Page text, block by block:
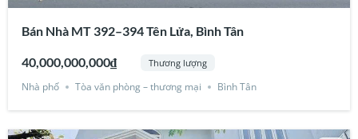
Bán Nhà MT 392–394 Tên Lửa, Bình Tân
40,000,000,000₫ Thương lượng
Nhà phố Tòa văn phòng – thương mại Bình Tân